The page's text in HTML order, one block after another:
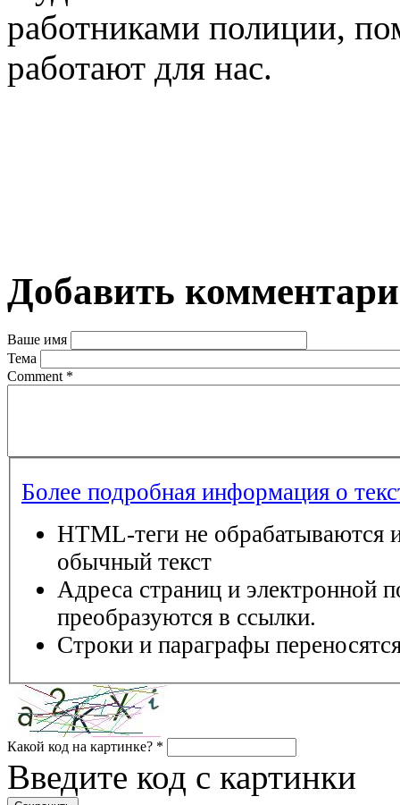
работниками полиции,
работают для нас.
Добавить
Ваше имя
Тема
Comment *
Более подробная информация о
HTML-теги не обрабатываются
обычный текст
Адреса страниц и электронной
преобразуются в ссылки.
Строки и параграфы
Какой код на картинке? *
Введите код с картинки